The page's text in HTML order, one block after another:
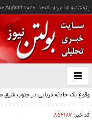
پنجشنبه ۱۵ مرداد ۱۴۰۵ |
August 2026
باز
و
وقوع یک حادثه دریایی در جنوب شرق
کد خبر: ۸۵۲۱۸۷